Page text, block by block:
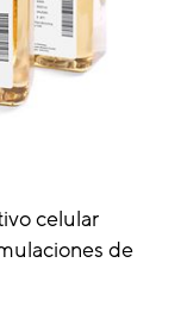
celular
de